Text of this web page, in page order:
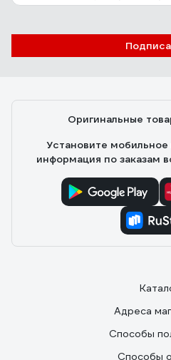
Оригинальные
Установите
информация по заказам
Адреса
Способы
Способы